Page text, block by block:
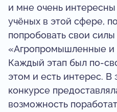
и мне очень
учёных в этой сфере,
попробовать свои
«Агропромышленные и
Каждый этап был по-
этом и есть интерес. В
конкурсе
возможность